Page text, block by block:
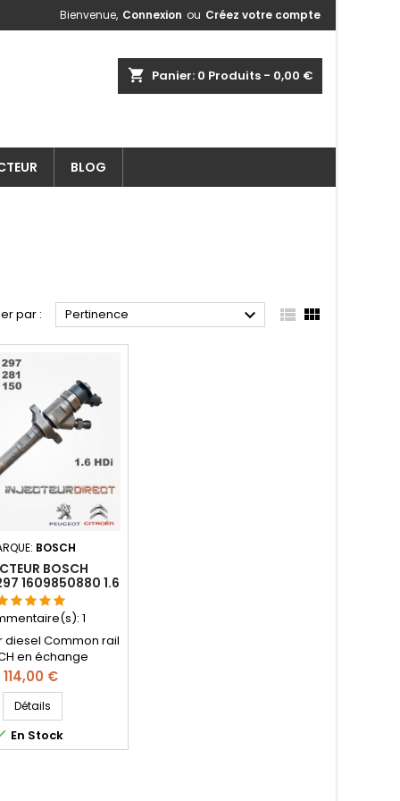
Bienvenue, Connexion ou Créez votre compte
shopping_cart Panier: 0 Produits - 0,00 €
BLOG
par : Pertinence   
BOSCH
BOSCH
1609850880 1.6
HDI
1
diesel Common rail
en échange
- Références
0445110281 ,
, 0986435193 ,
, 9662002680 ,
, 1980K9 , 1980CV ,
, 96592405 ,
Prix
114,00 €
Détails
En Stock